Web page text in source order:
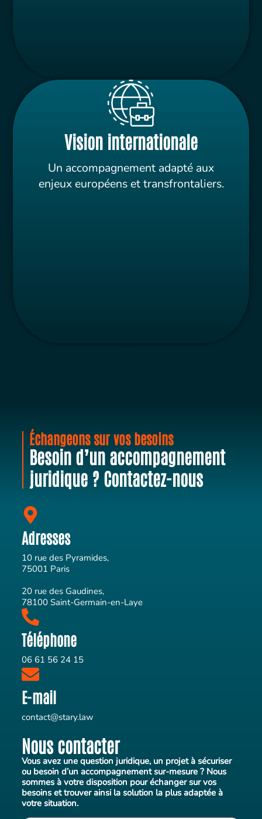
Vision internationale
Un accompagnement adapté aux
enjeux européens et transfrontaliers.
Échangeons sur vos besoins
Besoin d’un accompagnement
juridique ? Contactez-nous
Adresses
10 rue des Pyramides,
75001 Paris
20 rue des Gaudines,
78100 Saint-Germain-en-Laye
Téléphone
06 61 56 24 15‬
E-mail
contact@stary.law
Nous contacter
Vous avez une question juridique, un projet à sécuriser
ou besoin d’un accompagnement sur-mesure ? Nous
sommes à votre disposition pour échanger sur vos
besoins et trouver ainsi la solution la plus adaptée à
votre situation.